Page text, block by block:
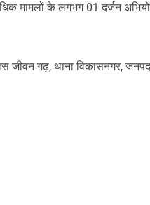
मामलों के लगभग 01 दर्जन
गढ़, थाना विकासनगर, जनपद